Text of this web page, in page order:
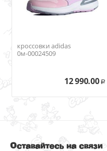
кроссовки adidas
0м-00024509
12 990.00 Р
Оставайтесь на связи